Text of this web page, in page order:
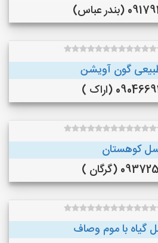
عباس)
گون آویشن
(اراک )
کوهستان
(گرگان )
با موم وصاف